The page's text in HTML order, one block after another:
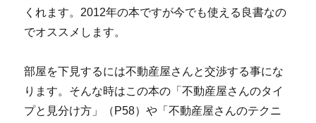
くれます。2012年の本ですが今でも使える良書なの
でオススメします。
部屋を下見するには不動産屋さんと交渉する事にな
ります。そんな時はこの本の「不動産屋さんのタイ
プと見分け方」（P58）や「不動産屋さんのテクニ